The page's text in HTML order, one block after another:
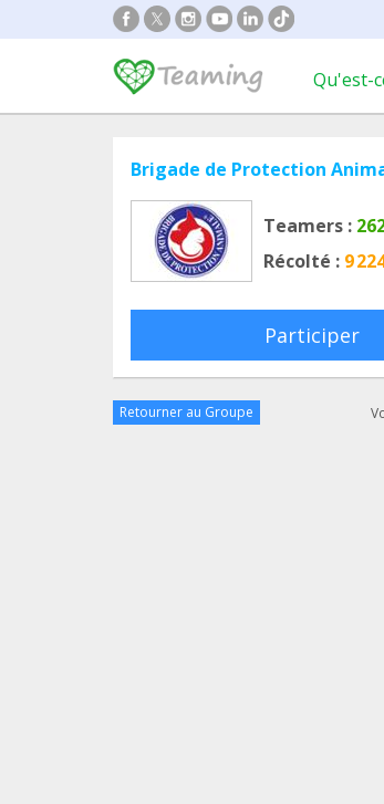
Qu'est-
Brigade de Protection
Teamers :
Récolté : 9
Participer
Retourner au Groupe